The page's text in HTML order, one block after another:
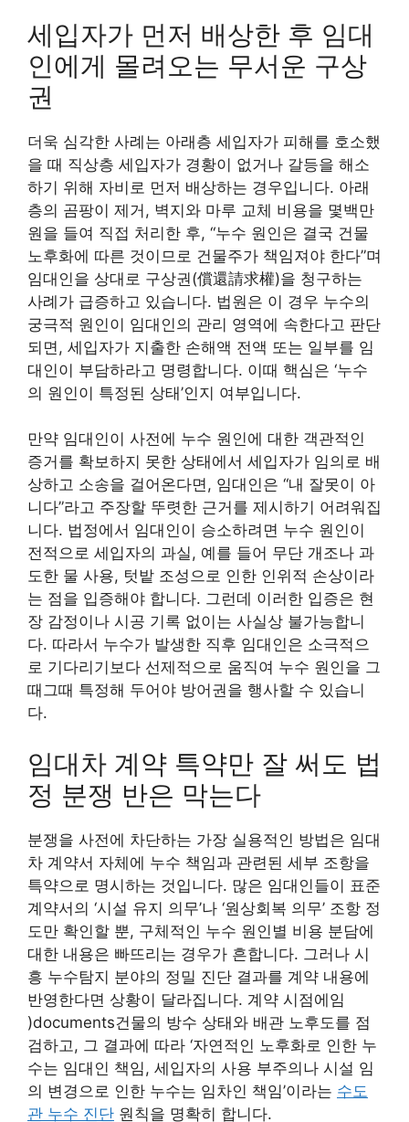
세입자가 먼저 배상한 후 임대
인에게 몰려오는 무서운 구상
권
더욱 심각한 사례는 아래층 세입자가 피해를 호소했
을 때 직상층 세입자가 경황이 없거나 갈등을 해소
하기 위해 자비로 먼저 배상하는 경우입니다. 아래
층의 곰팡이 제거, 벽지와 마루 교체 비용을 몇백만
원을 들여 직접 처리한 후, “누수 원인은 결국 건물
노후화에 따른 것이므로 건물주가 책임져야 한다”며
임대인을 상대로 구상권(償還請求權)을 청구하는
사례가 급증하고 있습니다. 법원은 이 경우 누수의
궁극적 원인이 임대인의 관리 영역에 속한다고 판단
되면, 세입자가 지출한 손해액 전액 또는 일부를 임
대인이 부담하라고 명령합니다. 이때 핵심은 ‘누수
의 원인이 특정된 상태’인지 여부입니다.
만약 임대인이 사전에 누수 원인에 대한 객관적인
증거를 확보하지 못한 상태에서 세입자가 임의로 배
상하고 소송을 걸어온다면, 임대인은 “내 잘못이 아
니다”라고 주장할 뚜렷한 근거를 제시하기 어려워집
니다. 법정에서 임대인이 승소하려면 누수 원인이
전적으로 세입자의 과실, 예를 들어 무단 개조나 과
도한 물 사용, 텃밭 조성으로 인한 인위적 손상이라
는 점을 입증해야 합니다. 그런데 이러한 입증은 현
장 감정이나 시공 기록 없이는 사실상 불가능합니
다. 따라서 누수가 발생한 직후 임대인은 소극적으
로 기다리기보다 선제적으로 움직여 누수 원인을 그
때그때 특정해 두어야 방어권을 행사할 수 있습니
다.
임대차 계약 특약만 잘 써도 법
정 분쟁 반은 막는다
분쟁을 사전에 차단하는 가장 실용적인 방법은 임대
차 계약서 자체에 누수 책임과 관련된 세부 조항을
특약으로 명시하는 것입니다. 많은 임대인들이 표준
계약서의 ‘시설 유지 의무’나 ‘원상회복 의무’ 조항 정
도만 확인할 뿐, 구체적인 누수 원인별 비용 분담에
대한 내용은 빠뜨리는 경우가 흔합니다. 그러나 시
흥 누수탐지 분야의 정밀 진단 결과를 계약 내용에
반영한다면 상황이 달라집니다. 계약 시점에임
)documents건물의 방수 상태와 배관 노후도를 점
검하고, 그 결과에 따라 ‘자연적인 노후화로 인한 누
수는 임대인 책임, 세입자의 사용 부주의나 시설 임
의 변경으로 인한 누수는 임차인 책임’이라는 수도
관 누수 진단 원칙을 명확히 합니다.